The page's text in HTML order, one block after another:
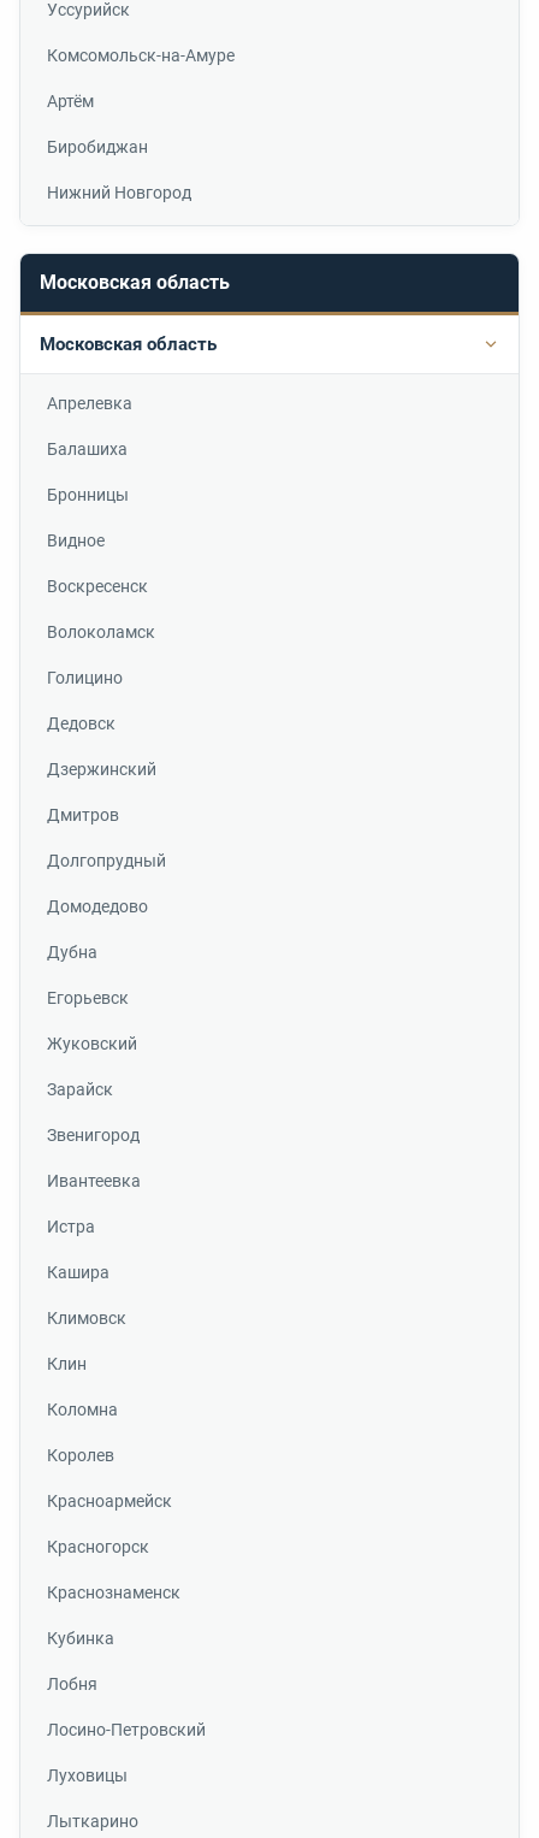
Уссурийск
Комсомольск-на-Амуре
Артём
Биробиджан
Нижний Новгород
Московская область
Московская область
Апрелевка
Балашиха
Бронницы
Видное
Воскресенск
Волоколамск
Голицино
Дедовск
Дзержинский
Дмитров
Долгопрудный
Домодедово
Дубна
Егорьевск
Жуковский
Зарайск
Звенигород
Ивантеевка
Истра
Кашира
Климовск
Клин
Коломна
Королев
Красноармейск
Красногорск
Краснознаменск
Кубинка
Лобня
Лосино-Петровский
Луховицы
Лыткарино